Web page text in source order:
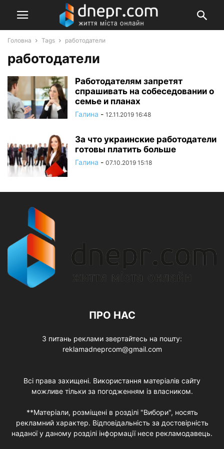
Головна Tags работодатели
работодатели
Работодателям запретят
спрашивать на собеседовании о
семье и планах
Галина - 12.11.2019 16:48
За что украинские работодатели
готовы платить больше
Галина - 07.10.2019 15:18
ПРО НАС
З питань реклами звертайтесь на пошту:
reklamadneprcom@gmail.com
Всі права захищені. Використання матеріалів сайту
можливе тільки за погодженням із власником.
**Матеріали, розміщені в розділі "Вибори", носять
рекламний характер. Відповідальність за достовірність
наданої у даному розділі інформації несе рекламодавець.